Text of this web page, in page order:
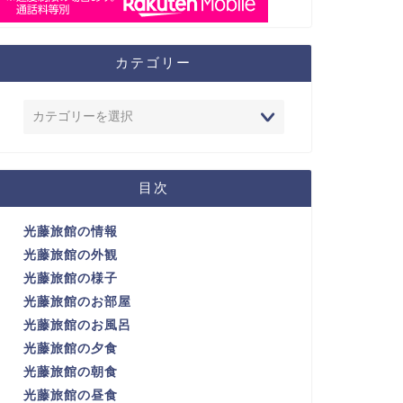
カテゴリー
目次
光藤旅館の情報
光藤旅館の外観
光藤旅館の様子
光藤旅館のお部屋
光藤旅館のお風呂
光藤旅館の夕食
光藤旅館の朝食
光藤旅館の昼食